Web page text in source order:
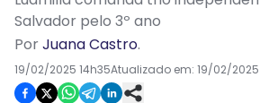
Salvador pelo 3º ano
PorJuana Castro.
19/02/2025 14h35Atualizado em: 19/02/2025